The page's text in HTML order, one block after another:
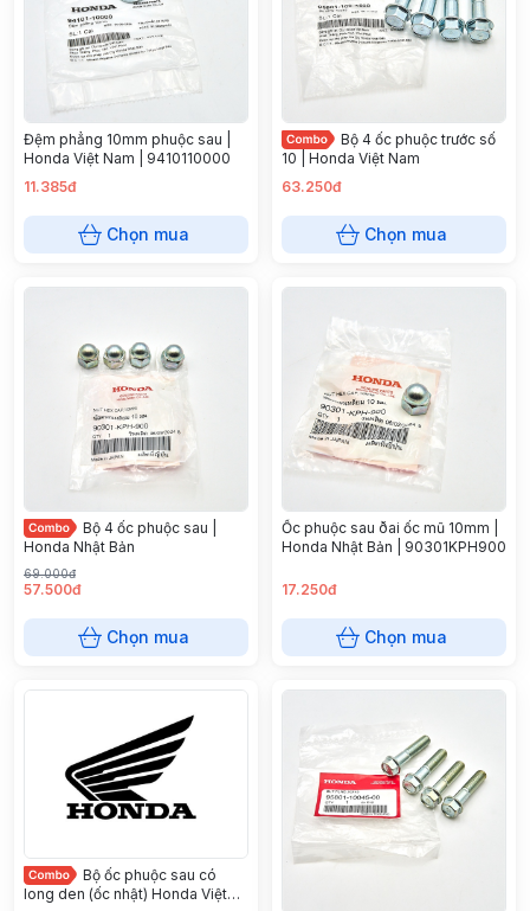
Đệm phẳng 10mm phuộc sau |
Honda Việt Nam | 9410110000
11.385đ
Chọn mua
Bộ 4 ốc phuộc trước số
10 | Honda Việt Nam
63.250đ
Chọn mua
Bộ 4 ốc phuộc sau |
Honda Nhật Bản
69.000đ
57.500đ
Chọn mua
Ốc phuộc sau ðai ốc mũ 10mm |
Honda Nhật Bản | 90301KPH900
17.250đ
Chọn mua
Bộ ốc phuộc sau có
long den (ốc nhật) Honda Việt